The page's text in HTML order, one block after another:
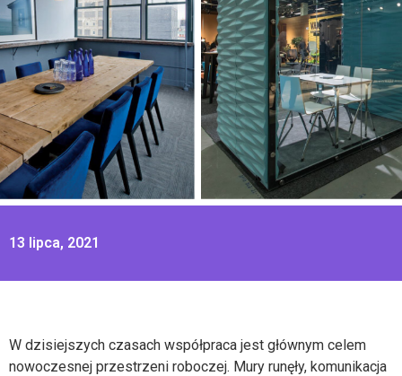
13 lipca, 2021
W dzisiejszych czasach współpraca jest głównym celem
nowoczesnej przestrzeni roboczej. Mury runęły, komunikacja